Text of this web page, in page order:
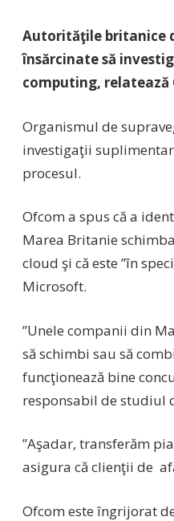
Autorităţile britanice
însărcinate să
computing, relatează
Organismul de
investigaţii
procesul.
Ofcom a spus că a
Marea Britanie
cloud şi că este ”în
Microsoft.
”Unele companii din
să schimbi sau să
funcţionează bine
responsabil de studiul
”Aşadar, transferăm
asigura că clienţii de
Ofcom este îngrijorat